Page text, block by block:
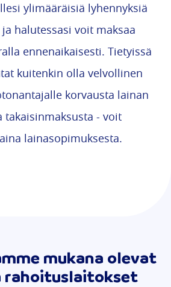
ylimääräisiä lyhennyksiä
halutessasi voit maksaa
ennenaikaisesti. Tietyissä
kuitenkin olla velvollinen
korvausta lainan
takaisinmaksusta - voit
lainasopimuksesta.
mukana olevat
rahoituslaitokset